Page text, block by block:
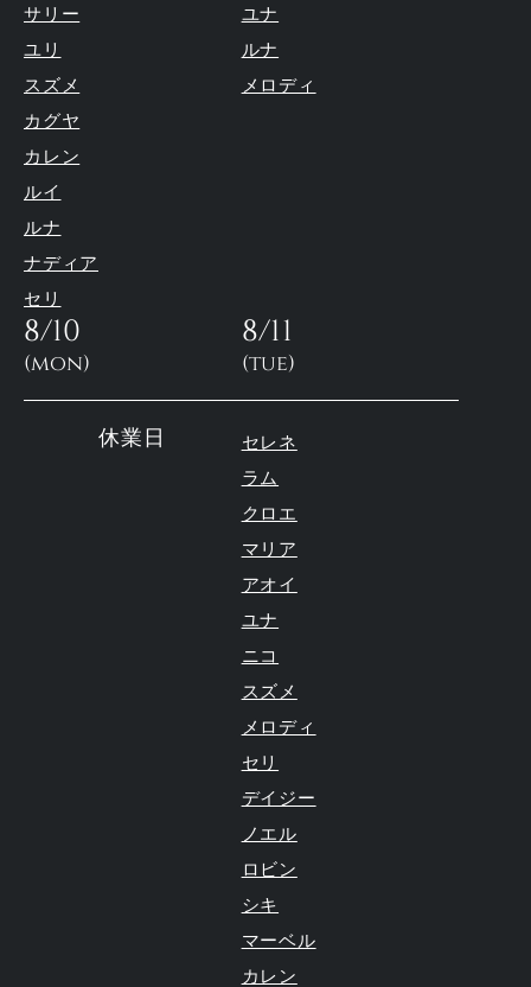
サリー
ユリ
スズメ
カグヤ
カレン
ルイ
ルナ
ナディア
セリ
ユナ
ルナ
メロディ
8/10
(mon)
休業日
8/11
(tue)
セレネ
ラム
クロエ
マリア
アオイ
ユナ
ニコ
スズメ
メロディ
セリ
デイジー
ノエル
ロビン
シキ
マーベル
カレン